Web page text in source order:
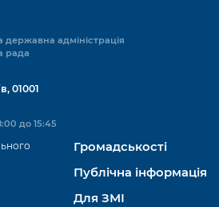
державна адміністрація
рада
01001
до 15:45
Громадськості
Публічна інформація
Для ЗМІ